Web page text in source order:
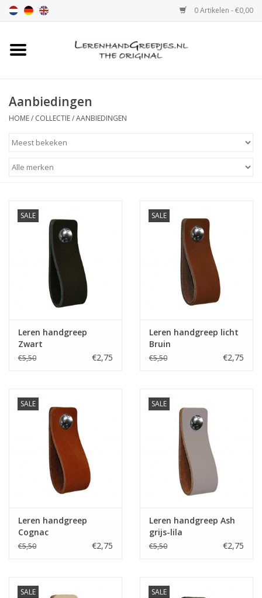
0 Artikelen - €0,00
Home
Leren hand greepjes met print
verstelbaar
Kleur monster
Leren plankendragers
Aanbiedingen
HOME/ COLLECTIE/AANBIEDINGEN
SALE
Leren handgreep
Zwart
€5,50 €2,75
SALE
Leren handgreep licht
Bruin
€5,50 €2,75
SALE
Leren handgreep
Cognac
€5,50 €2,75
SALE
Leren handgreep Ash
grijs-lila
€5,50 €2,75
SALE SALE